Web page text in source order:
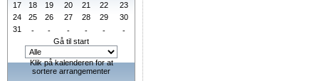
17
18 19 20 21 22
23
24
25 26 27 28 29
30
31
- - - - -
-
Gå til start
Klik på kalenderen for at
sortere arrangementer